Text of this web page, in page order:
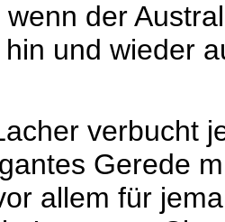
der
und wieder
verbucht
Gerede
allem für